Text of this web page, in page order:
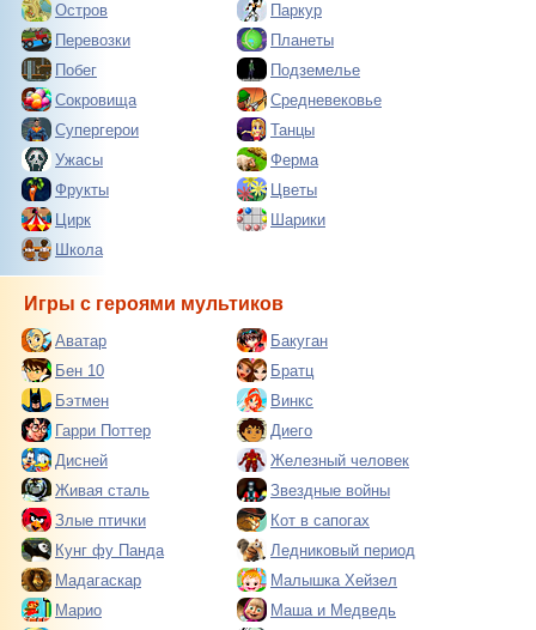
Остров
Паркур
Перевозки
Планеты
Побег
Подземелье
Сокровища
Средневековье
Супергерои
Танцы
Ужасы
Ферма
Фрукты
Цветы
Цирк
Шарики
Школа
Игры с героями мультиков
Аватар
Бакуган
Бен 10
Братц
Бэтмен
Винкс
Гарри Поттер
Диего
Дисней
Железный человек
Живая сталь
Звездные войны
Злые птички
Кот в сапогах
Кунг фу Панда
Ледниковый период
Мадагаскар
Малышка Хейзел
Марио
Маша и Медведь